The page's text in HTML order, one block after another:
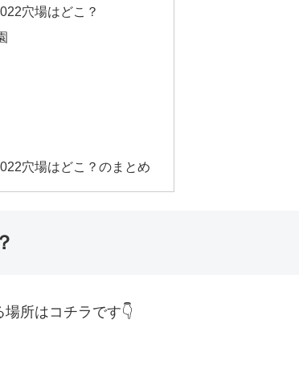
穴場はどこ？
穴場はどこ？のまとめ
所はコチラです👇